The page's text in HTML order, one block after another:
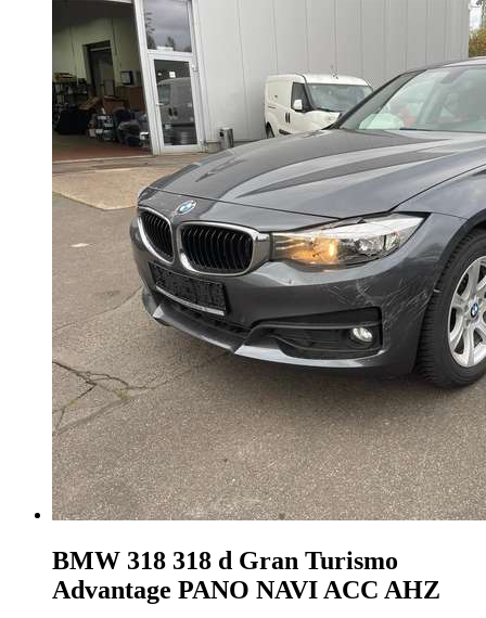
BMW 318 318 d Gran Turismo
Advantage PANO NAVI ACC AHZ